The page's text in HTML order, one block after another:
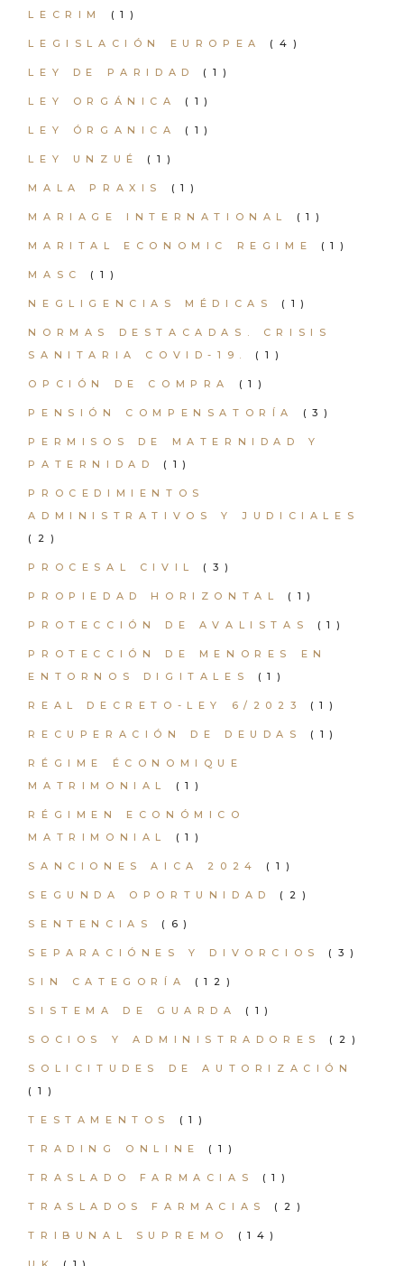
LECRIM (1)
LEGISLACIÓN EUROPEA (4)
LEY DE PARIDAD (1)
LEY ORGÁNICA (1)
LEY ÓRGANICA (1)
LEY UNZUÉ (1)
MALA PRAXIS (1)
MARIAGE INTERNATIONAL (1)
MARITAL ECONOMIC REGIME (1)
MASC (1)
NEGLIGENCIAS MÉDICAS (1)
NORMAS DESTACADAS. CRISIS
SANITARIA COVID-19.
(1)
OPCIÓN DE COMPRA (1)
PENSIÓN COMPENSATORÍA (3)
PERMISOS DE MATERNIDAD Y
PATERNIDAD
(1)
PROCEDIMIENTOS
ADMINISTRATIVOS Y JUDICIALES
(2)
PROCESAL CIVIL (3)
PROPIEDAD HORIZONTAL (1)
PROTECCIÓN DE AVALISTAS (1)
PROTECCIÓN DE MENORES EN
ENTORNOS DIGITALES
(1)
REAL DECRETO-LEY 6/2023 (1)
RECUPERACIÓN DE DEUDAS (1)
RÉGIME ÉCONOMIQUE
MATRIMONIAL
(1)
RÉGIMEN ECONÓMICO
MATRIMONIAL
(1)
SANCIONES AICA 2024 (1)
SEGUNDA OPORTUNIDAD (2)
SENTENCIAS (6)
SEPARACIÓNES Y DIVORCIOS (3)
SIN CATEGORÍA (12)
SISTEMA DE GUARDA (1)
SOCIOS Y ADMINISTRADORES (2)
SOLICITUDES DE AUTORIZACIÓN
(1)
TESTAMENTOS (1)
TRADING ONLINE (1)
TRASLADO FARMACIAS (1)
TRASLADOS FARMACIAS (2)
TRIBUNAL SUPREMO (14)